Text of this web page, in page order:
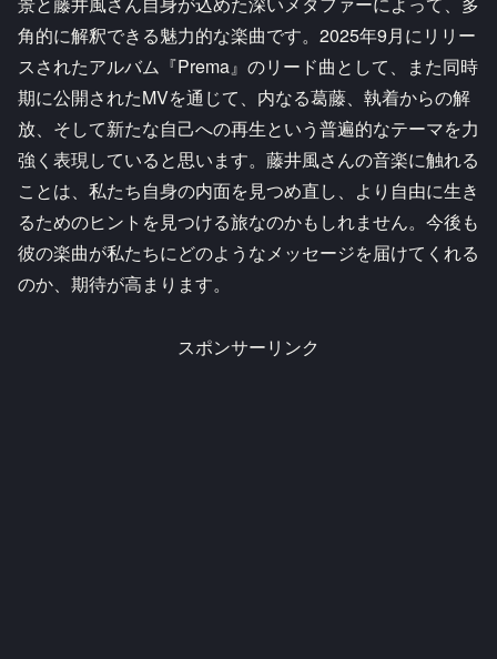
角的に解釈できる魅力的な楽曲です。2025年9月にリリー
スされたアルバム『Prema』のリード曲として、また同時
期に公開されたMVを通じて、内なる葛藤、執着からの解
放、そして新たな自己への再生という普遍的なテーマを力
強く表現していると思います。藤井風さんの音楽に触れる
ことは、私たち自身の内面を見つめ直し、より自由に生き
るためのヒントを見つける旅なのかもしれません。今後も
彼の楽曲が私たちにどのようなメッセージを届けてくれる
のか、期待が高まります。
スポンサーリンク